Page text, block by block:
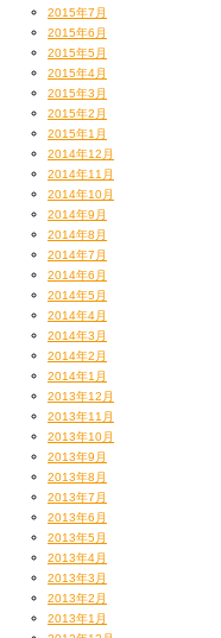
2015年7月
2015年6月
2015年5月
2015年4月
2015年3月
2015年2月
2015年1月
2014年12月
2014年11月
2014年10月
2014年9月
2014年8月
2014年7月
2014年6月
2014年5月
2014年4月
2014年3月
2014年2月
2014年1月
2013年12月
2013年11月
2013年10月
2013年9月
2013年8月
2013年7月
2013年6月
2013年5月
2013年4月
2013年3月
2013年2月
2013年1月